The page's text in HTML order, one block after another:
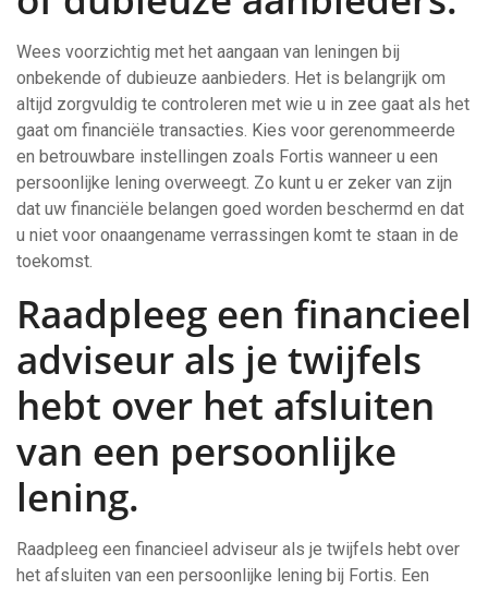
Wees voorzichtig met het aangaan van leningen bij
onbekende of dubieuze aanbieders. Het is belangrijk om
altijd zorgvuldig te controleren met wie u in zee gaat als het
gaat om financiële transacties. Kies voor gerenommeerde
en betrouwbare instellingen zoals Fortis wanneer u een
persoonlijke lening overweegt. Zo kunt u er zeker van zijn
dat uw financiële belangen goed worden beschermd en dat
u niet voor onaangename verrassingen komt te staan in de
toekomst.
Raadpleeg een financieel
adviseur als je twijfels
hebt over het afsluiten
van een persoonlijke
lening.
Raadpleeg een financieel adviseur als je twijfels hebt over
het afsluiten van een persoonlijke lening bij Fortis. Een